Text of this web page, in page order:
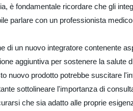
è fondamentale ricordare che gli
parlare con un professionista
di un nuovo integratore contenente
aggiuntiva per sostenere la
nuovo prodotto potrebbe suscitare
sottolineare l'importanza di
che sia adatto alle proprie